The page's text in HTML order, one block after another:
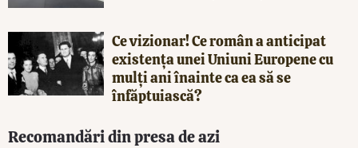
Ce vizionar! Ce român a anticipat
existența unei Uniuni Europene cu
mulți ani înainte ca ea să se
înfăptuiască?
Recomandări din presa de azi